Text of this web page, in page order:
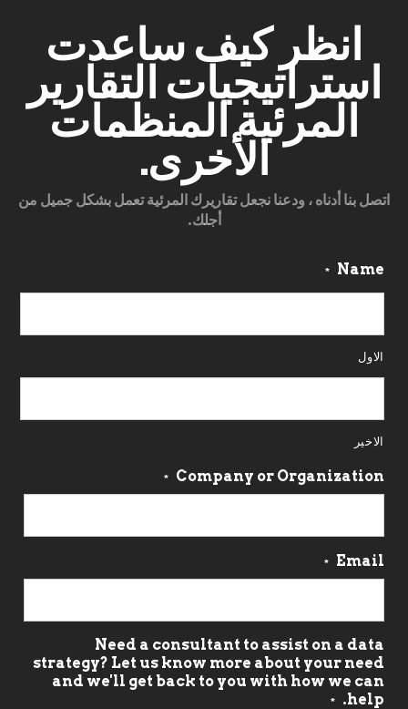
انظر كيف ساعدت
استراتيجيات التقارير
المرئية المنظمات
الأخرى.
اتصل بنا أدناه ، ودعنا نجعل تقاريرك المرئية تعمل بشكل جميل من
أجلك.
Name
*
الاول
الاخير
Company or Organization
*
Email
*
Need a consultant to assist on a data
strategy? Let us know more about your need
and we'll get back to you with how we can
help.
*